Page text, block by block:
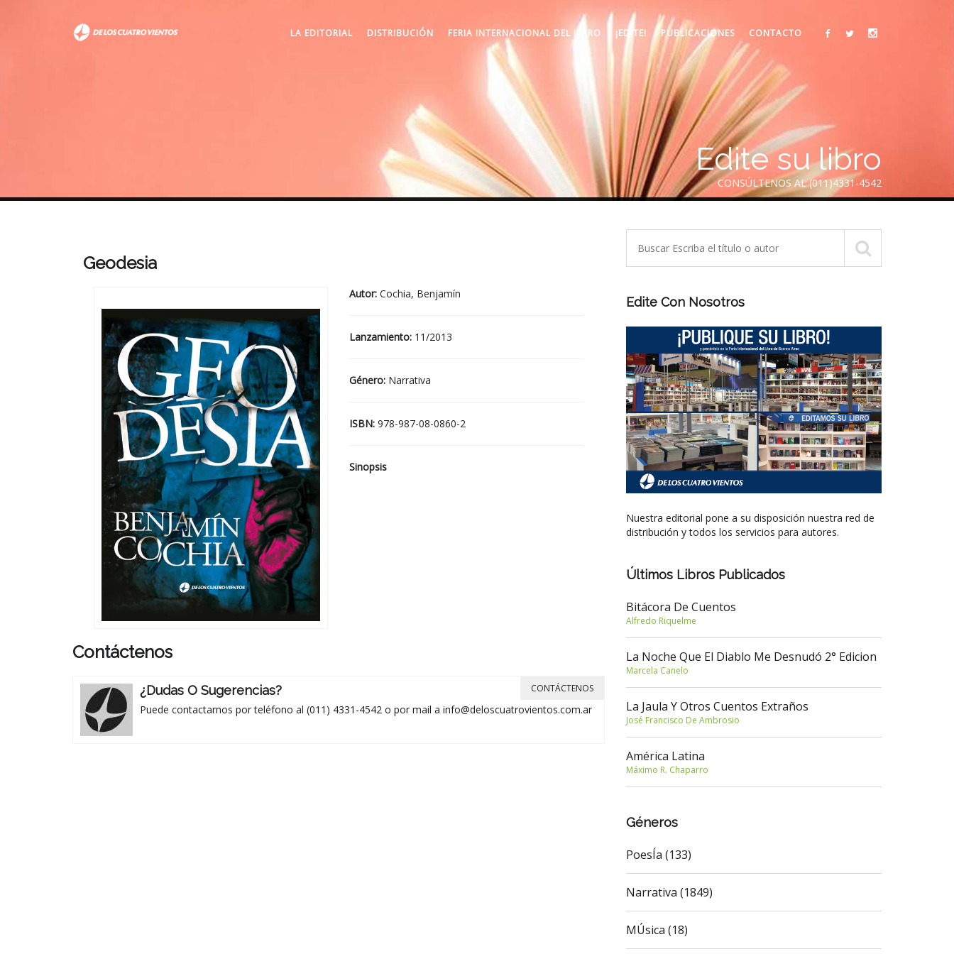
LA EDITORIAL DISTRIBUCIÓN FERIA INTERNACIONAL DEL LIBRO ¡EDITE! PUBLICACIONES CONTACTO
Edite su libro
CONSÚLTENOS AL (011)4331-4542
Geodesia
Autor: Cochia, Benjamín
Lanzamiento: 11/2013
Género: Narrativa
ISBN: 978-987-08-0860-2
Sinopsis
Contáctenos
¿Dudas O Sugerencias?
Puede contactarnos por teléfono al (011) 4331-4542 o por mail a info@deloscuatrovientos.com.ar
CONTÁCTENOS
Edite Con Nosotros
Nuestra editorial pone a su disposición nuestra red de
distribución y todos los servicios para autores.
Últimos Libros Publicados
Bitácora De Cuentos
Alfredo Riquelme
La Noche Que El Diablo Me Desnudó 2° Edicion
Marcela Canelo
La Jaula Y Otros Cuentos Extraños
José Francisco De Ambrosio
América Latina
Máximo R. Chaparro
Géneros
PoesÍa (133)
Narrativa (1849)
MÚsica (18)